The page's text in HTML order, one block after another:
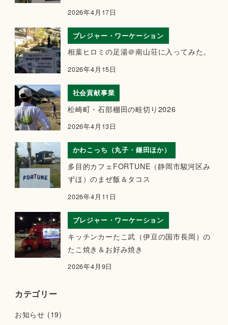
2026年4月17日
ブレジャー・ワーケーション
相葉ヒロミの足湯＠南山荘に入ってみた。
2026年4月15日
社会貢献事業
松崎町・石部棚田の畦切り2026
2026年4月13日
かわこっち（丸子・鎌田ほか）
多目的カフェFORTUNE（静岡市駿河区み
ずほ）のまぜ飯＆タコス
2026年4月11日
ブレジャー・ワーケーション
キッチンカーたこ武（伊豆の国市長岡）の
たこ焼き＆お好み焼き
2026年4月9日
カテゴリー
お知らせ (19)